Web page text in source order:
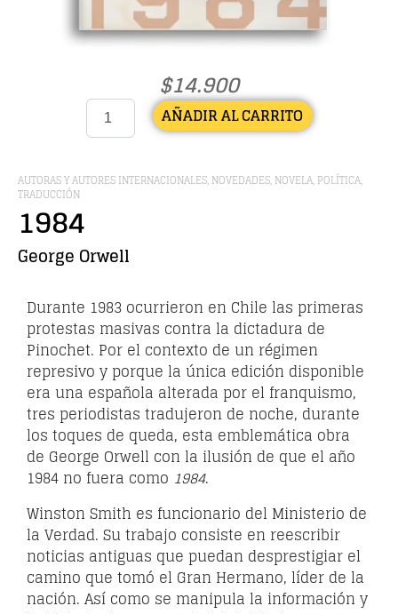
$14.900
AÑADIR AL CARRITO
AUTORAS Y AUTORES INTERNACIONALES, NOVEDADES, NOVELA, POLÍTICA,
TRADUCCIÓN
1984
George Orwell
Durante 1983 ocurrieron en Chile las primeras
protestas masivas contra la dictadura de
Pinochet. Por el contexto de un régimen
represivo y porque la única edición disponible
era una española alterada por el franquismo,
tres periodistas tradujeron de noche, durante
los toques de queda, esta emblemática obra
de George Orwell con la ilusión de que el año
1984 no fuera como 1984.
Winston Smith es funcionario del Ministerio de
la Verdad. Su trabajo consiste en reescribir
noticias antiguas que puedan desprestigiar el
camino que tomó el Gran Hermano, líder de la
nación. Así como se manipula la información y